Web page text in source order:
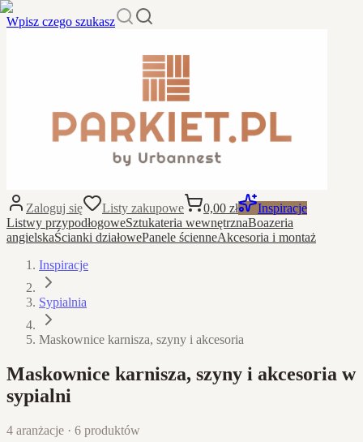
Wpisz czego szukasz
Zaloguj się Listy zakupowe 0,00 zł
Inspiracje
Listwy przypodłogoweSztukateria wewnętrznaBoazeria
angielskaŚcianki działowePanele ścienneAkcesoria i montaż
Inspiracje
Sypialnia
Maskownice karnisza, szyny i akcesoria
Maskownice karnisza, szyny i akcesoria w
sypialni
4 aranżacje · 6 produktów